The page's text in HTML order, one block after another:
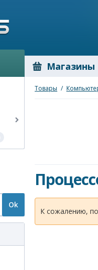
Магазины
Ok
Товары /
К сожалению,